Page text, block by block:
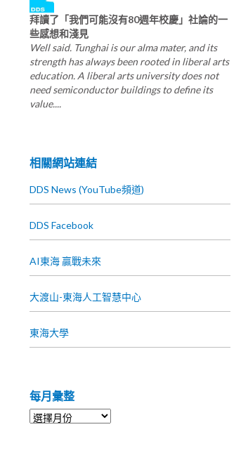
拜讀了「我們可能沒有80週年校慶」社論的⼀
些感想和淺⾒
Well said. Tunghai is our alma mater, and its
strength has always been rooted in liberal arts
education. A liberal arts university does not
need semiconductor buildings to define its
value....
相關網站連結
DDS News (YouTube頻道)
DDS Facebook
AI東海 贏戰未來
大渡山-東海人工智慧中心
東海大學
每月彙整